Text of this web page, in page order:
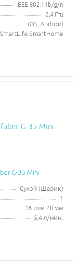
IEEE 802.11b/g/n
2,4 Ггц
iOS, Android
SmartLife-SmartHome
G-35 Mini
Сухой (Шарик)
1
16 или 20 мм
5,4 л/мин.